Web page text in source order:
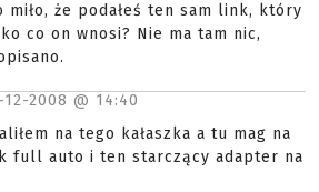
miło, że podałeś ten sam link, który
co on wnosi? Nie ma tam nic,
12-2008 @ 14:40
na tego kałaszka a tu mag na
full auto i ten starczący adapter na